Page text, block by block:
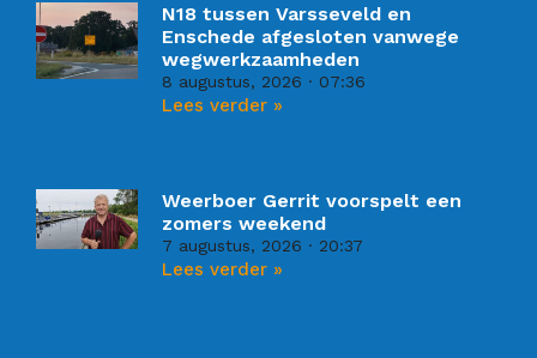
N18 tussen Varsseveld en
Enschede afgesloten vanwege
wegwerkzaamheden
8 augustus, 2026 07:36
Lees verder »
Weerboer Gerrit voorspelt een
zomers weekend
7 augustus, 2026 20:37
Lees verder »